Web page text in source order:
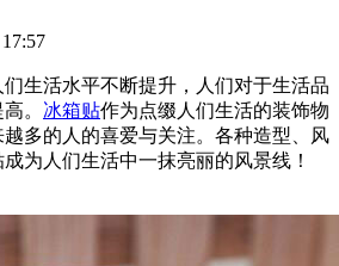
生活水平不断提升，人们对于生活品
。 冰箱贴作为点缀人们生活的装饰物
多的人的喜爱与关注。各种造型、风
为人们生活中一抹亮丽的风景线！